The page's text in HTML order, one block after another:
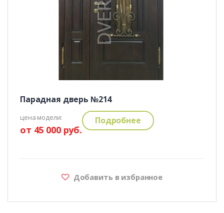
Парадная дверь №214
цена модели:
от 45 000 руб.
Подробнее
Добавить в избранное